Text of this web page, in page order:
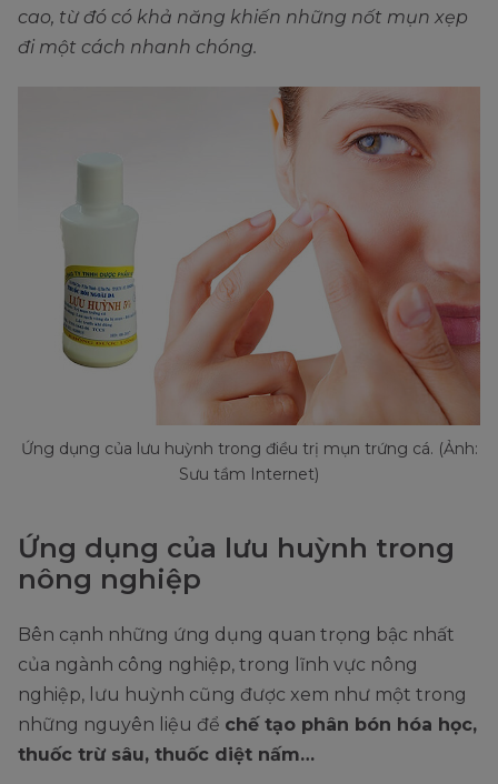
cao, từ đó có khả năng khiến những nốt mụn xẹp
đi một cách nhanh chóng.
Ứng dụng của lưu huỳnh trong điều trị mụn trứng cá. (Ảnh:
Sưu tầm Internet)
Ứng dụng của lưu huỳnh trong
nông nghiệp
Bên cạnh những ứng dụng quan trọng bậc nhất
của ngành công nghiệp, trong lĩnh vực nông
nghiệp, lưu huỳnh cũng được xem như một trong
những nguyên liệu để chế tạo phân bón hóa học,
thuốc trừ sâu, thuốc diệt nấm…